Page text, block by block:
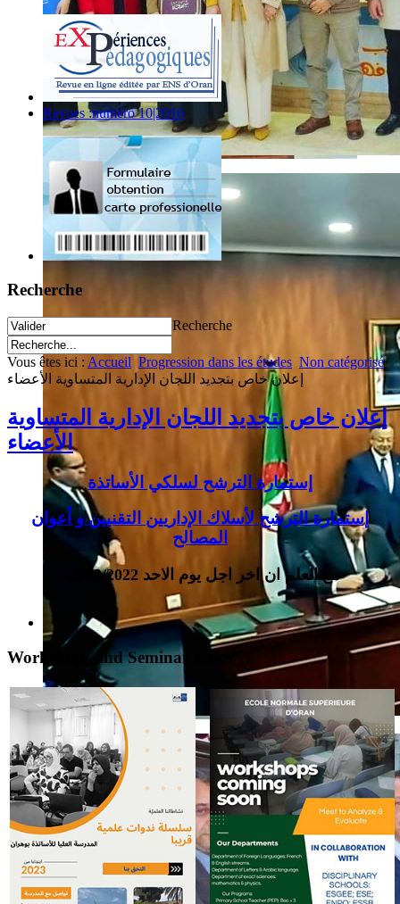
Revues :numéro 10|2016
Recherche
Recherche
Vous êtes ici : Accueil Progression dans les études Non catégorisé
إعلان خاص بتجديد اللجان الإدارية المتساوية الأعضاء
إعلان خاص بتجديد اللجان الإدارية المتساوية
الأعضاء
إستمارة الترشح لسلكي الأساتذة
إستمارة الترشح لأسلاك الإداريين التقنيين و أعوان
المصالح
مع العلم ان اخر اجل يوم الاحد 13/03/2022.
Workshops and Seminar series